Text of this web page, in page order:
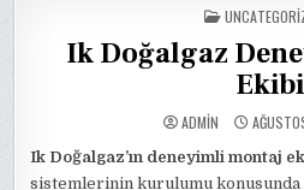
POSTED
IN
Ik Doğalgaz
Ekibi
ADMIN
Ik Doğalgaz’ın deneyimli montaj
sistemlerinin kurulumu